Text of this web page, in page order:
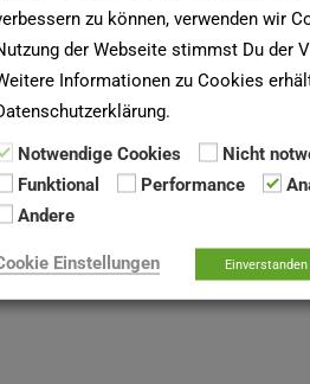
Volkswohnungen eG, Stand
zu können, verwenden wir
der Webseite stimmst Du der
Informationen zu Cookies
Notwendige Cookies
Nicht
Funktional
Performance
Andere
Einstellungen Einverstanden